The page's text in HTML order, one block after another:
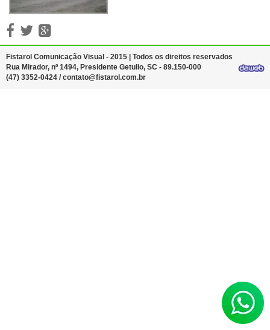
Fistarol Comunicação Visual - 2015 | Todos os direitos reservados
Rua Mirador, nº 1494, Presidente Getulio, SC - 89.150-000
(47) 3352-0424 /contato@fistarol.com.br